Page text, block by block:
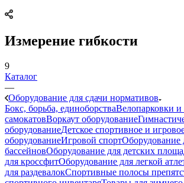
Измерение гибкости
9
Каталог
—
Оборудование для сдачи нормативов
Бокс, борьба, единоборстваВелопарковки и
самокатовВоркаут оборудование
оборудованиеДетское спортивное и
оборудованиеИгровой спортОборудование
бассейновОборудование для детских
для кроссфитОборудование для легкой
для раздевалокСпортивные полосы